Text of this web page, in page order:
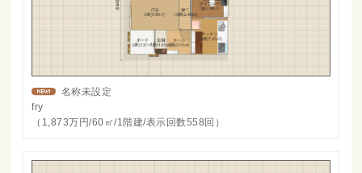
名称未設定
fry
（1,873万円/60㎡/1階建/表示回数558回）